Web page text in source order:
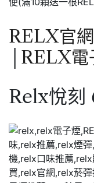
RELX官網
RELX電
Relx悅刻